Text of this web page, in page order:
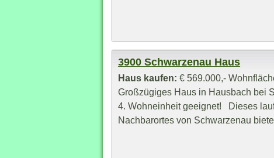
3900 Schwarzenau Haus
Haus kaufen: € 569.000,-
Großzügiges Haus in Hausbach bei
4. Wohneinheit geeignet! Dieses
Nachbarortes von Schwarzenau